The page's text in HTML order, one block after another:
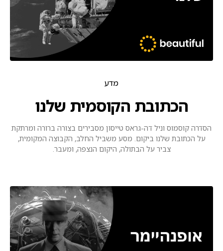
מדע
הכתובת הקוסמית שלנו
הסדרה קוסמוס וניל דה-גראס טייסון מסבירים בצורה ברורה ומרתקת
על הכתובת שלנו ביקום. מסע משביל החלב, הקבוצה המקומית,
צביר על הבתולה, היקום הנצפה, ומעבר.